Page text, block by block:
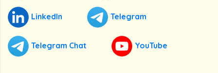
LinkedIn Telegram
Telegram Chat YouTube